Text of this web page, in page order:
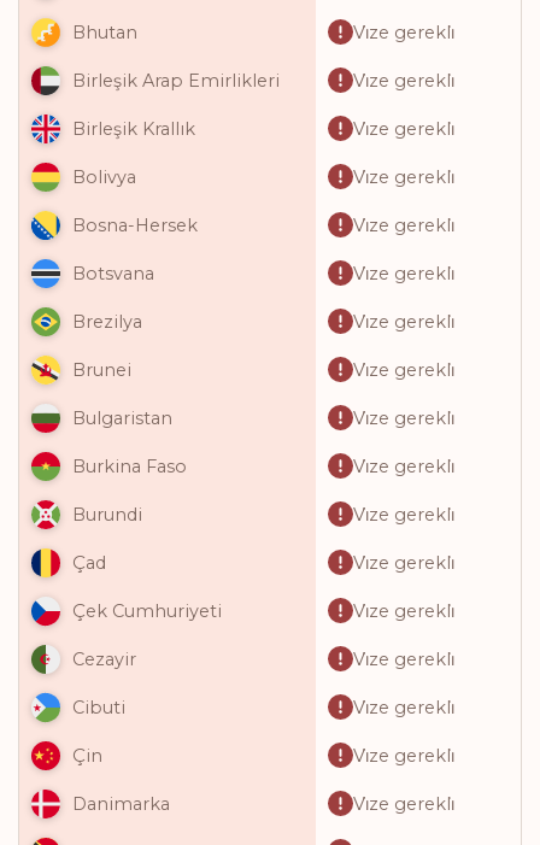
Bhutan Vi̇ze gerekli̇
Birleşik Arap Emirlikleri Vi̇ze gerekli̇
Birleşik Krallık Vi̇ze gerekli̇
Bolivya Vi̇ze gerekli̇
Bosna-Hersek Vi̇ze gerekli̇
Botsvana Vi̇ze gerekli̇
Brezilya Vi̇ze gerekli̇
Brunei Vi̇ze gerekli̇
Bulgaristan Vi̇ze gerekli̇
Burkina Faso Vi̇ze gerekli̇
Burundi Vi̇ze gerekli̇
Çad Vi̇ze gerekli̇
Çek Cumhuriyeti Vi̇ze gerekli̇
Cezayir Vi̇ze gerekli̇
Cibuti Vi̇ze gerekli̇
Çin Vi̇ze gerekli̇
Danimarka Vi̇ze gerekli̇